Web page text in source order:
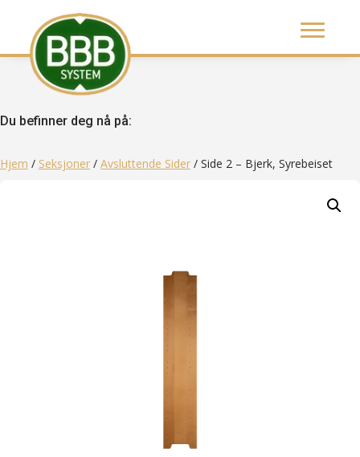
Du befinner deg nå på:
Hjem / Seksjoner / Avsluttende Sider / Side 2 – Bjerk, Syrebeiset